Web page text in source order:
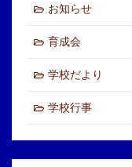
お知らせ
育成会
学校だより
学校行事